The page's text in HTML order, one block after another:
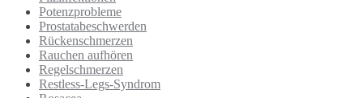
Potenzprobleme
Prostatabeschwerden
Rückenschmerzen
Rauchen aufhören
Regelschmerzen
Restless-Legs-Syndrom